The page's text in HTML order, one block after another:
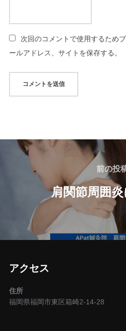
次回のコメントで使用するため
ールアドレス、サイトを保存する。
シ
ョ
前
の
投
稿
前の投
肩関節周囲
アクセス
住所
福岡県福岡市東区箱崎2-14-28